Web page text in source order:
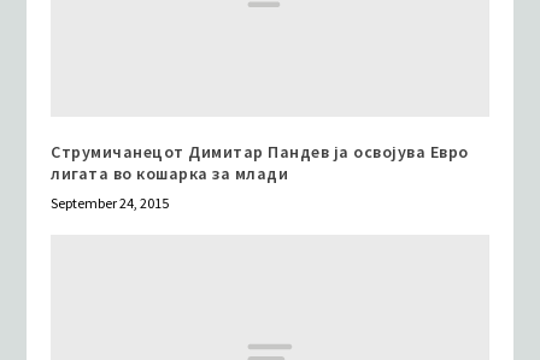
Струмичанецот Димитар Пандев ја освојува Евро
лигата во кошарка за млади
September 24, 2015